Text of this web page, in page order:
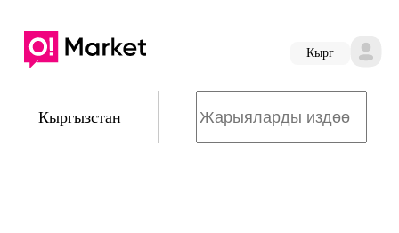
Кырг
Кыргызстан